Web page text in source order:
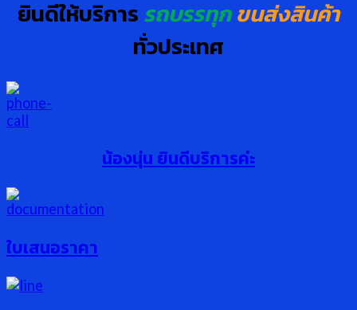
ยินดีให้บริการรถบรรทุกขนส่งสินค้า
ทั่วประเทศ
น้องนุ่น ยินดีบริการค่ะ
ใบเสนอราคา